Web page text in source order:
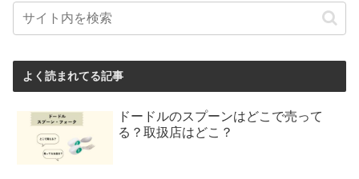
よく読まれてる記事
ドードルのスプーンはどこで売って
る？取扱店はどこ？